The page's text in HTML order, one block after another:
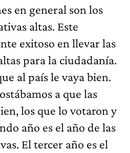
en general son los
altas. Este
exitoso en llevar las
para la ciudadanía.
al país le vaya bien.
a que las
los que lo votaron y
año es el año de las
El tercer año es el